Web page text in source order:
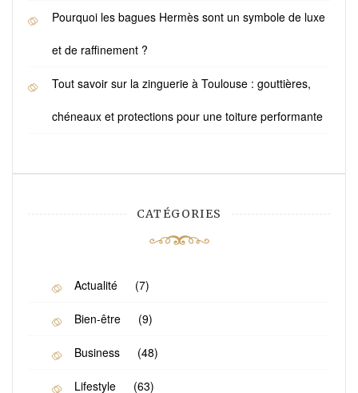
Pourquoi les bagues Hermès sont un symbole de luxe
et de raffinement ?
Tout savoir sur la zinguerie à Toulouse : gouttières,
chéneaux et protections pour une toiture performante
CATÉGORIES
Actualité (7)
Bien-être (9)
Business (48)
Lifestyle (63)